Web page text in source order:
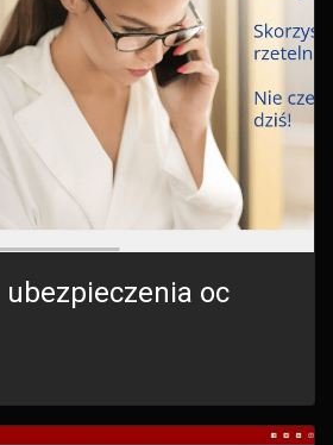
ubezpieczenia oc